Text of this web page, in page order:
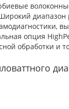
опция
обработки и